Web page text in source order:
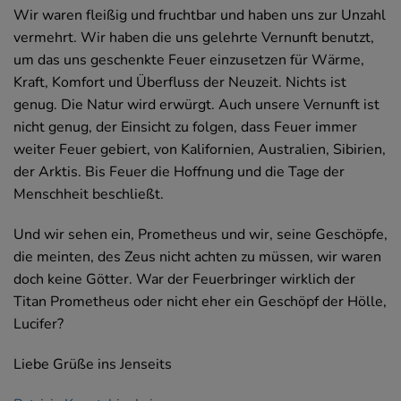
Wir waren fleißig und fruchtbar und haben uns zur Unzahl
vermehrt. Wir haben die uns gelehrte Vernunft benutzt,
um das uns geschenkte Feuer einzusetzen für Wärme,
Kraft, Komfort und Überfluss der Neuzeit. Nichts ist
genug. Die Natur wird erwürgt. Auch unsere Vernunft ist
nicht genug, der Einsicht zu folgen, dass Feuer immer
weiter Feuer gebiert, von Kalifornien, Australien, Sibirien,
der Arktis. Bis Feuer die Hoffnung und die Tage der
Menschheit beschließt.
Und wir sehen ein, Prometheus und wir, seine Geschöpfe,
die meinten, des Zeus nicht achten zu müssen, wir waren
doch keine Götter. War der Feuerbringer wirklich der
Titan Prometheus oder nicht eher ein Geschöpf der Hölle,
Lucifer?
Liebe Grüße ins Jenseits